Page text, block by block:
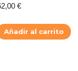
€
Añadir al carrito